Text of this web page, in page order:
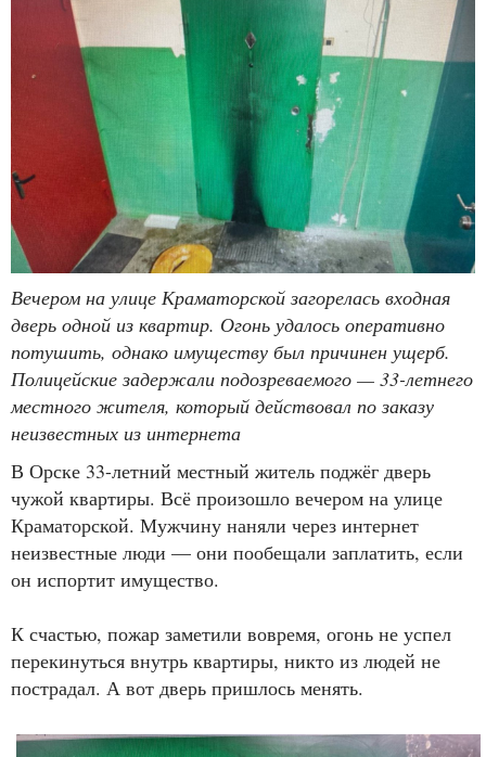
Вечером на улице Краматорской загорелась входная
дверь одной из квартир. Огонь удалось оперативно
потушить, однако имуществу был причинен ущерб.
Полицейские задержали подозреваемого — 33-летнего
местного жителя, который действовал по заказу
неизвестных из интернета
В Орске 33-летний местный житель поджёг дверь
чужой квартиры. Всё произошло вечером на улице
Краматорской. Мужчину наняли через интернет
неизвестные люди — они пообещали заплатить, если
он испортит имущество.
К счастью, пожар заметили вовремя, огонь не успел
перекинуться внутрь квартиры, никто из людей не
пострадал. А вот дверь пришлось менять.